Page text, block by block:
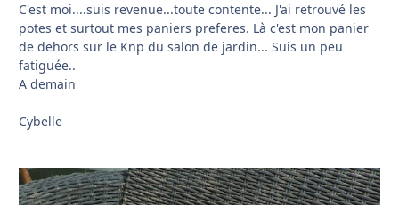
C'est moi....suis revenue...toute contente... J'ai retrouvé les
potes et surtout mes paniers preferes. Là c'est mon panier
de dehors sur le Knp du salon de jardin... Suis un peu
fatiguée..
A demain
Cybelle